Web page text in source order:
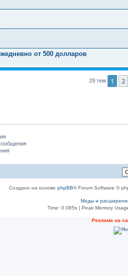
от 500 долларов
29 тем 1 2
Создано на основе phpBB® Forum Software ©
Моды и
Time: 0.085s| Peak Memory
Реклама на